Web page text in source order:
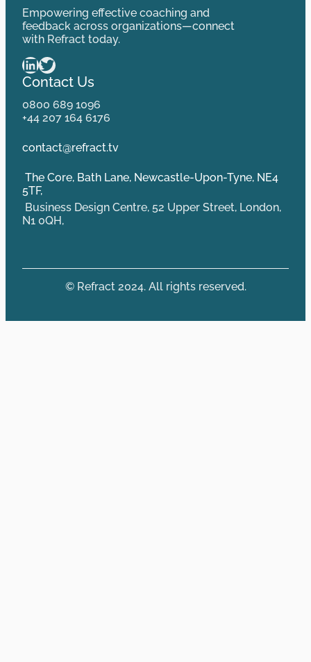
Empowering effective coaching and
feedback across organizations—connect
with Refract today.
LinkedIn Twitter
Contact Us
0800 689 1096
+44 207 164 6176
contact@refract.tv
The Core, Bath Lane, Newcastle-Upon-Tyne, NE4
5TF,
Business Design Centre, 52 Upper Street, London,
N1 0QH,
© Refract 2024. All rights reserved.